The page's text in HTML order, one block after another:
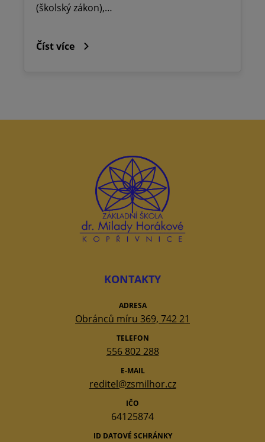
(školský zákon),…
Číst více
KONTAKTY
ADRESA
Obránců míru 369, 742 21
TELEFON
556 802 288
E-MAIL
reditel@zsmilhor.cz
IČO
64125874
ID DATOVÉ SCHRÁNKY